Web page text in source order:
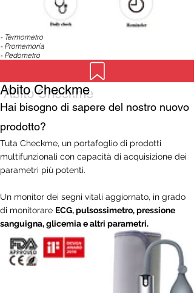
- Termometro
- Promemoria
- Pedometro
Abito Checkme
Hai bisogno di sapere del nostro nuovo
prodotto?
Tuta Checkme, un portafoglio di prodotti
multifunzionali con capacità di acquisizione dei
parametri più potenti.
Un monitor dei segni vitali aggiornato, in grado
di monitorare ECG, pulsossimetro, pressione
sanguigna, glicemia e altri parametri.